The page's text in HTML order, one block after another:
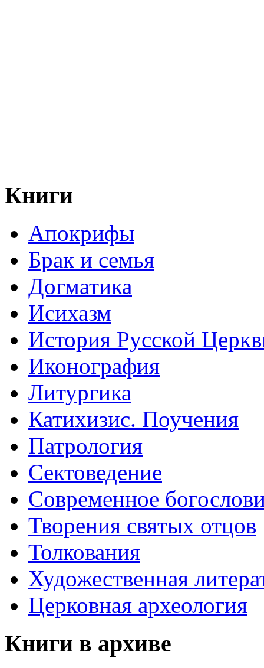
Книги
Апокрифы
Брак и семья
Догматика
Исихазм
История Русской
Иконография
Литургика
Катихизис. Поучения
Патрология
Сектоведение
Современное
Творения святых отцов
Толкования
Художественная
Церковная археология
Книги в архиве